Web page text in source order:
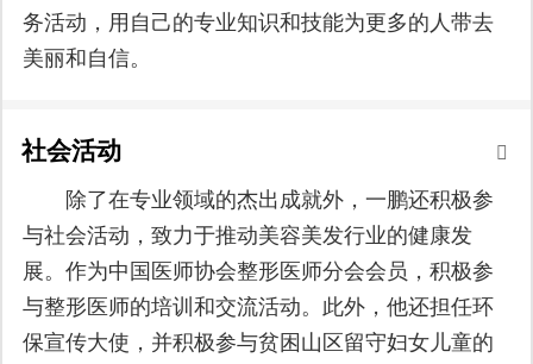
务活动，用自己的专业知识和技能为更多的人带去
美丽和自信。
社会活动
除了在专业领域的杰出成就外，一鹏还积极参
与社会活动，致力于推动美容美发行业的健康发
展。作为中国医师协会整形医师分会会员，积极参
与整形医师的培训和交流活动。此外，他还担任环
保宣传大使，并积极参与贫困山区留守妇女儿童的